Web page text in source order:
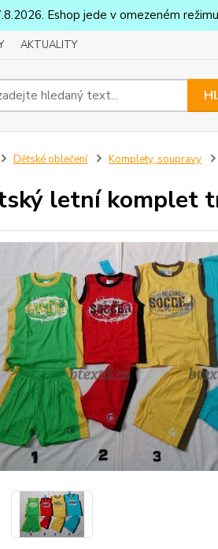
Eshop jede v omezeném
AKTUALITY
Dětské oblečení Komplety, soupravy
letní komplet